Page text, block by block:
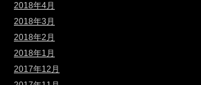
2018年4月
2018年3月
2018年2月
2018年1月
2017年12月